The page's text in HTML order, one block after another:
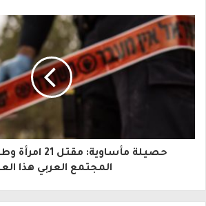
إ
ل
حصيلة مأساوية:
المجتمع العربي هذا